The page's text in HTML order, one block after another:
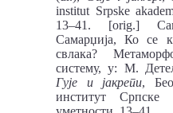
institut Srpske
13–41. [orig.]
Самарџија, Ко се
свлака?
систему, у: М.
Гује и јакрепи,
институт Српске